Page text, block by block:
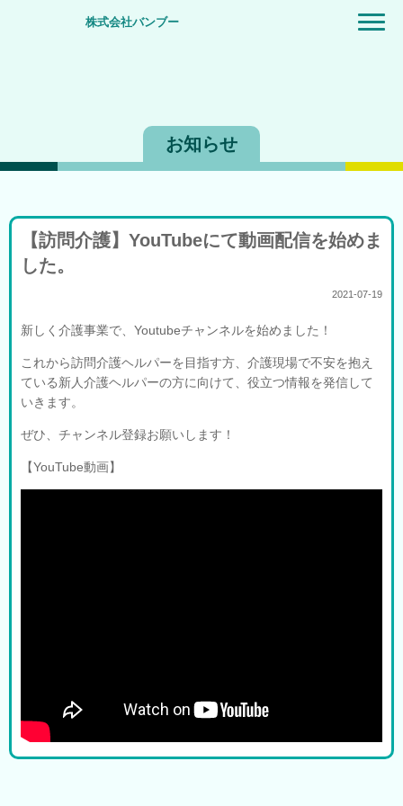
株式会社バンブー
お知らせ
【訪問介護】YouTubeにて動画配信を始めま
した。
2021-07-19
新しく介護事業で、Youtubeチャンネルを始めました！
これから訪問介護ヘルパーを目指す方、介護現場で不安を抱え
ている新人介護ヘルパーの方に向けて、役立つ情報を発信して
いきます。
ぜひ、チャンネル登録お願いします！
【YouTube動画】